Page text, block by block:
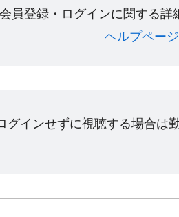
会員登録・ログインに関する詳
ヘルプペー
グインせずに視聴する場合は